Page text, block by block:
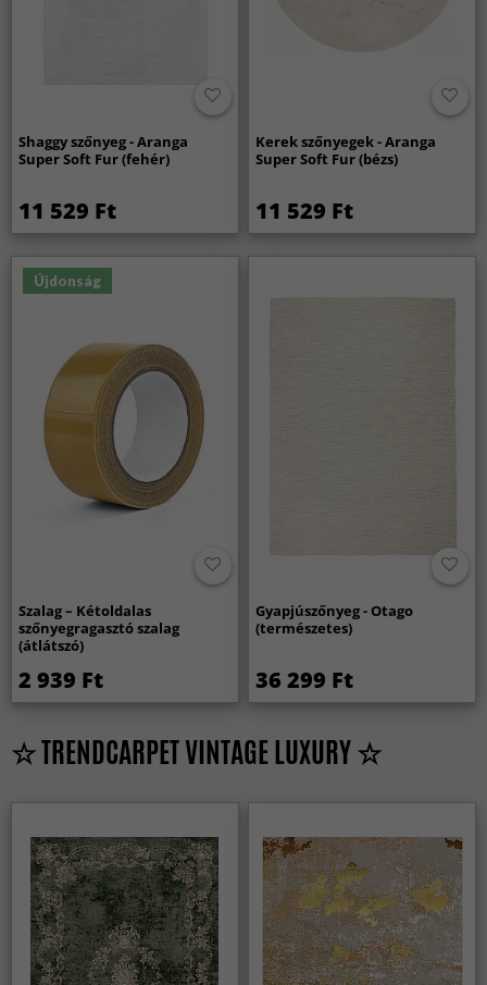
Shaggy szőnyeg - Aranga
Super Soft Fur (fehér)
11 529 Ft
Kerek szőnyegek - Aranga
Super Soft Fur (bézs)
11 529 Ft
Újdonság
Szalag – Kétoldalas
szőnyegragasztó szalag
(átlátszó)
2 939 Ft
Gyapjúszőnyeg - Otago
(természetes)
36 299 Ft
☆ TRENDCARPET VINTAGE LUXURY ☆